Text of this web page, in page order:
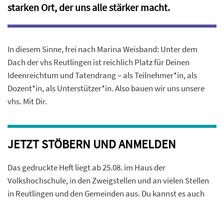
starken Ort, der uns alle stärker macht.
In diesem Sinne, frei nach Marina Weisband: Unter dem
Dach der vhs Reutlingen ist reichlich Platz für Deinen
Ideenreichtum und Tatendrang – als Teilnehmer*in, als
Dozent*in, als Unterstützer*in. Also bauen wir uns unsere
vhs. Mit Dir.
JETZT STÖBERN UND ANMELDEN
Das gedruckte Heft liegt ab 25.08. im Haus der
Volkshochschule, in den Zweigstellen und an vielen Stellen
in Reutlingen und den Gemeinden aus. Du kannst es auch